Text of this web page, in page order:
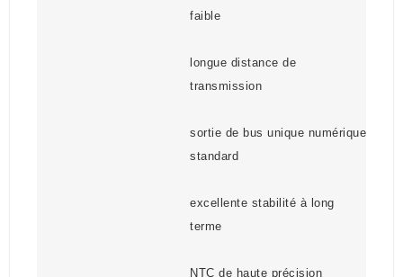
faible
longue distance de
transmission
sortie de bus unique numérique
standard
excellente stabilité à long
terme
NTC de haute précision